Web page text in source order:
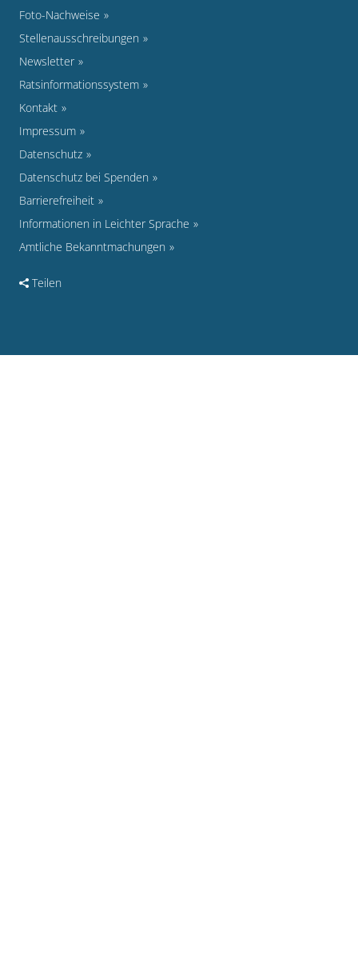
Foto-Nachweise
Stellenausschreibungen
Newsletter
Ratsinformationssystem
Kontakt
Impressum
Datenschutz
Datenschutz bei Spenden
Barrierefreiheit
Informationen in Leichter Sprache
Amtliche Bekanntmachungen
Teilen